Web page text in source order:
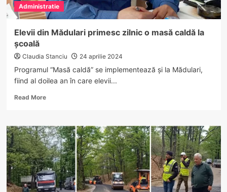
Administratie
Elevii din Mădulari primesc zilnic o masă caldă la
școală
Claudia Stanciu 24 aprilie 2024
Programul “Masă caldă” se implementează și la Mădulari,
fiind al doilea an în care elevii...
Read MoreRead
Elevii
din
Mădulari
primesc
zilnic
o
masă